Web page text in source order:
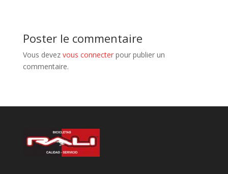
Poster le commentaire
Vous devez vous connecterpour publier un
commentaire.